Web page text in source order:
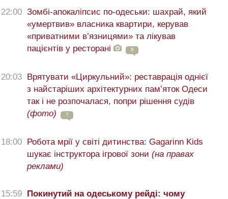
22:00 Зомбі-апокаліпсис по-одеськи: шахрай, який
«умертвив» власника квартири, керував
«приватними в’язницями» та лікував
пацієнтів у ресторані
8
20:03 Врятувати «Циркульний»: реставрація однієї
з найстаріших архітектурних пам’яток Одеси
так і не розпочалася, попри рішення судів
(фото)
7
18:00 Робота мрії у світі дитинства: Gagarinn Kids
шукає інструктора ігрової зони (на правах
реклами)
15:59 Покинутий на одеському рейді: чому